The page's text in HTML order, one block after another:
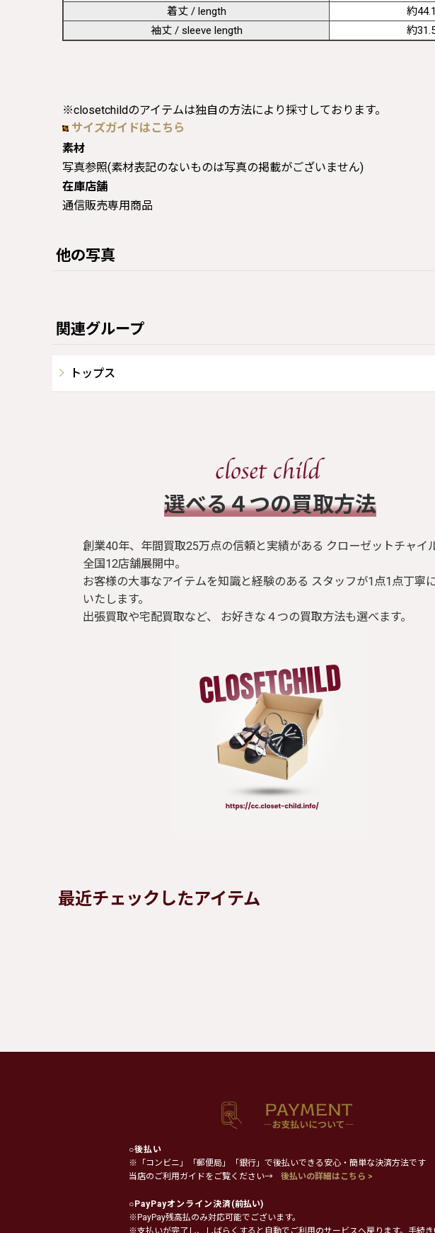
着丈 / length
約
袖丈 / sleeve length
約
※closetchildのアイテムは独自の方法により採寸しております。
サイズガイドはこちら
素材
写真参照(素材表記のないものは写真の掲載がございません)
在庫店舗
通信販売専用商品
他の写真
関連グループ
トップス
​選べる４つの買取方法
創業40年、年間買取25万点の信頼と実績がある クローゼットチャイ
全国12店舗展開中。
お客様の大事なアイテムを知識と経験のある スタッフが1点1点丁寧
いたします。
出張買取や宅配買取など、 お好きな４つの買取方法も選べます。
最近チェックしたアイテム
○後払い
※「コンビニ」「郵便局」「銀行」で後払いできる安心・簡単な決済方法です
当店のご利用ガイドをご覧ください→
後払いの詳細はこちら >
○PayPayオンライン決済(前払い)
※PayPay残高払のみ対応可能でございます。
※支払いが完了し、しばらくすると自動でご利用のサービスへ戻ります。手続